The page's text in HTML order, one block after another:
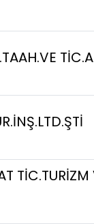
TİC.TURİZM